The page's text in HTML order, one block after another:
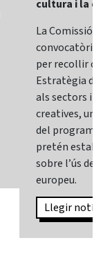
cultura i la
La Comissió
convocatòria
per recollir
Estratègia
als sectors i
creatives,
del programa
pretén
sobre l’ús de
europeu.
Llegir